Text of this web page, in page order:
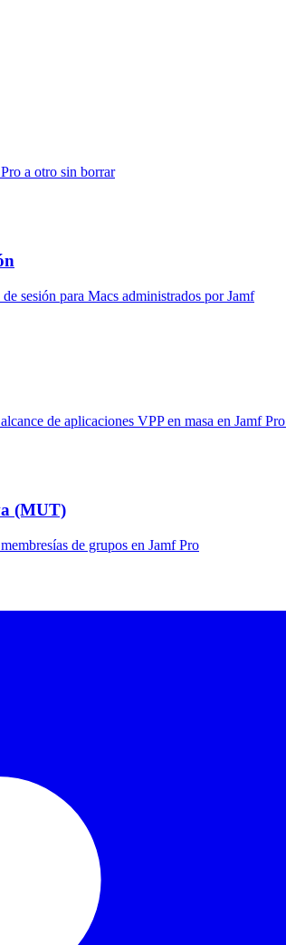
a otro sin borrar
sesión para Macs administrados por Jamf
de aplicaciones VPP en masa en Jamf
(MUT)
de grupos en Jamf Pro